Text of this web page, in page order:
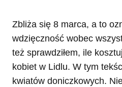
Zbliża się 8 marca, a to
wdzięczność wobec
też sprawdziłem, ile
kobiet w Lidlu. W tym
kwiatów doniczkowych.